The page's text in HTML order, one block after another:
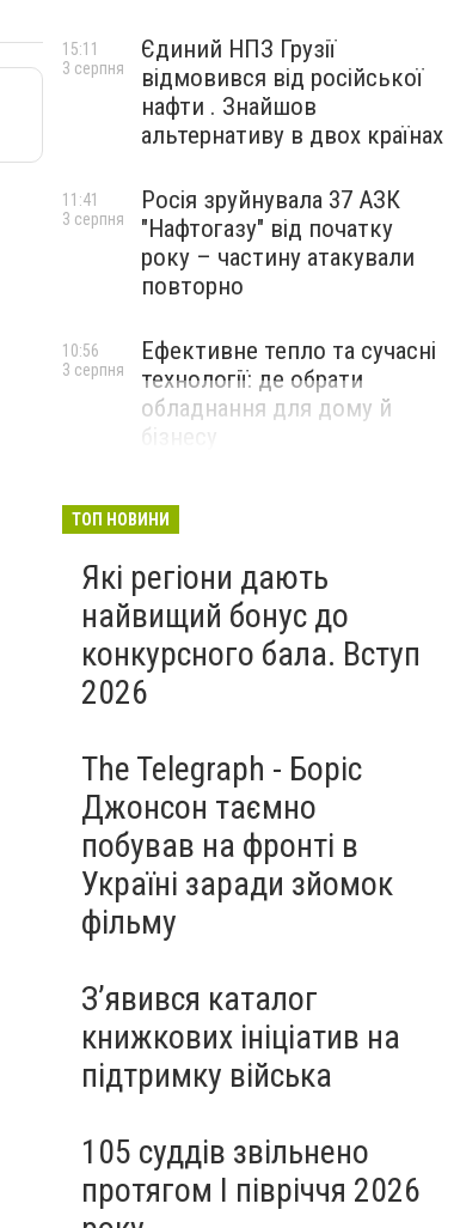
Єдиний НПЗ Грузії
відмовився від російської
нафти . Знайшов
альтернативу в двох країнах
15:11
3 серпня
Росія зруйнувала 37 АЗК
"Нафтогазу" від початку
року – частину атакували
повторно
11:41
3 серпня
Ефективне тепло та сучасні
технології: де обрати
обладнання для дому й
бізнесу
10:56
3 серпня
ТОП НОВИНИ
Які регіони дають
найвищий бонус до
конкурсного бала. Вступ
2026
The Telegraph - Боріс
Джонсон таємно
побував на фронті в
Україні заради зйомок
фільму
З’явився каталог
книжкових ініціатив на
підтримку війська
105 суддів звільнено
протягом I півріччя 2026